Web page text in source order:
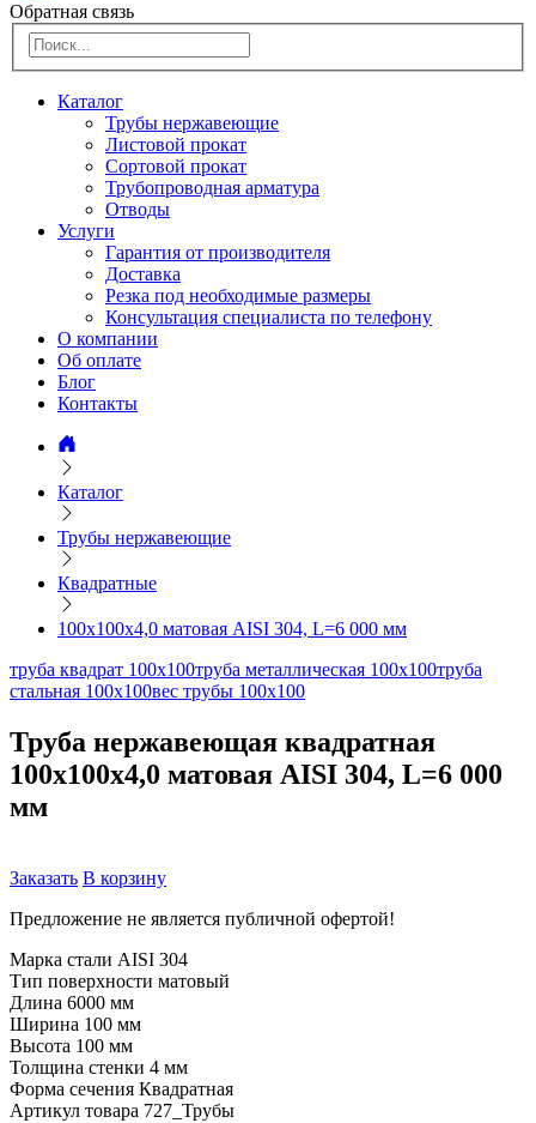
Обратная связь
Каталог
Трубы нержавеющие
Листовой прокат
Сортовой прокат
Трубопроводная арматура
Отводы
Услуги
Гарантия от производителя
Доставка
Резка под необходимые размеры
Консультация специалиста по телефону
О компании
Об оплате
Блог
Контакты
Каталог
Трубы нержавеющие
Квадратные
100х100х4,0 матовая AISI 304, L=6 000 мм
труба квадрат 100х100труба металлическая 100х100труба
стальная 100х100вес трубы 100х100
Труба нержавеющая квадратная
100х100х4,0 матовая AISI 304, L=6 000
мм
Заказать В корзину
Предложение не является публичной офертой!
Марка стали AISI 304
Тип поверхности матовый
Длина 6000 мм
Ширина 100 мм
Высота 100 мм
Толщина стенки 4 мм
Форма сечения Квадратная
Артикул товара 727_Трубы